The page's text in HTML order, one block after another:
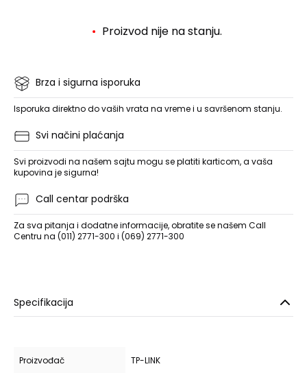
Proizvod nije na stanju.
Brza i sigurna isporuka
Isporuka direktno do vaših vrata na vreme i u savršenom stanju.
Svi načini plaćanja
Svi proizvodi na našem sajtu mogu se platiti karticom, a vaša
kupovina je sigurna!
Call centar podrška
Za sva pitanja i dodatne informacije, obratite se našem Call
Centru na (011) 2771-300 i (069) 2771-300
Specifikacija
Proizvođač TP-LINK